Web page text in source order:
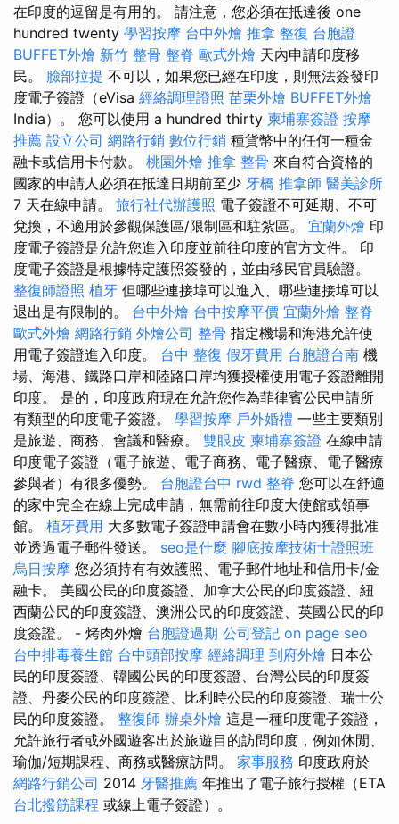
在印度的逗留是有用的。 請注意，您必須在抵達後 one
hundred twenty 學習按摩 台中外燴 推拿 整復 台胞證
BUFFET外燴 新竹 整骨 整脊 歐式外燴 天內申請印度移
民。 臉部拉提 不可以，如果您已經在印度，則無法簽發印
度電子簽證（eVisa 經絡調理證照 苗栗外燴 BUFFET外燴
India）。 您可以使用 a hundred thirty 柬埔寨簽證 按摩
推薦 設立公司 網路行銷 數位行銷 種貨幣中的任何一種金
融卡或信用卡付款。 桃園外燴 推拿 整骨 來自符合資格的
國家的申請人必須在抵達日期前至少 牙橋 推拿師 醫美診所
7 天在線申請。 旅行社代辦護照 電子簽證不可延期、不可
兌換，不適用於參觀保護區/限制區和駐紮區。 宜蘭外燴 印
度電子簽證是允許您進入印度並前往印度的官方文件。 印
度電子簽證是根據特定護照簽發的，並由移民官員驗證。
整復師證照 植牙 但哪些連接埠可以進入、哪些連接埠可以
退出是有限制的。 台中外燴 台中按摩平價 宜蘭外燴 整脊
歐式外燴 網路行銷 外燴公司 整骨 指定機場和海港允許使
用電子簽證進入印度。 台中 整復 假牙費用 台胞證台南 機
場、海港、鐵路口岸和陸路口岸均獲授權使用電子簽證離開
印度。 是的，印度政府現在允許您作為菲律賓公民申請所
有類型的印度電子簽證。 學習按摩 戶外婚禮 一些主要類別
是旅遊、商務、會議和醫療。 雙眼皮 柬埔寨簽證 在線申請
印度電子簽證（電子旅遊、電子商務、電子醫療、電子醫療
參與者）有很多優勢。 台胞證台中 rwd 整脊 您可以在舒適
的家中完全在線上完成申請，無需前往印度大使館或領事
館。 植牙費用 大多數電子簽證申請會在數小時內獲得批准
並透過電子郵件發送。 seo是什麼 腳底按摩技術士證照班
烏日按摩 您必須持有有效護照、電子郵件地址和信用卡/金
融卡。 美國公民的印度簽證、加拿大公民的印度簽證、紐
西蘭公民的印度簽證、澳洲公民的印度簽證、英國公民的印
度簽證。 - 烤肉外燴 台胞證過期 公司登記 on page seo
台中排毒養生館 台中頭部按摩 經絡調理 到府外燴 日本公
民的印度簽證、韓國公民的印度簽證、台灣公民的印度簽
證、丹麥公民的印度簽證、比利時公民的印度簽證、瑞士公
民的印度簽證。 整復師 辦桌外燴 這是一種印度電子簽證，
允許旅行者或外國遊客出於旅遊目的訪問印度，例如休閒、
瑜伽/短期課程、商務或醫療訪問。 家事服務 印度政府於
網路行銷公司 2014 牙醫推薦 年推出了電子旅行授權（ETA
台北撥筋課程 或線上電子簽證）。